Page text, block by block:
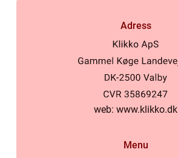
Adress
web: www.klikko.dk
Menu